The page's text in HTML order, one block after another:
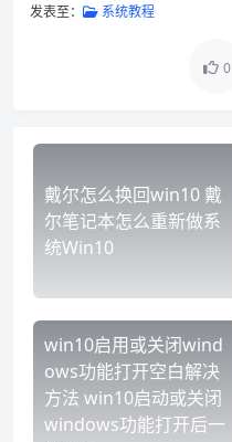
发表至： 系统教程
0
戴尔怎么换回win10 戴
尔笔记本怎么重新做系
统Win10
win10启用或关闭wind
ows功能打开空白解决
方法 win10启动或关闭
windows功能打开后一